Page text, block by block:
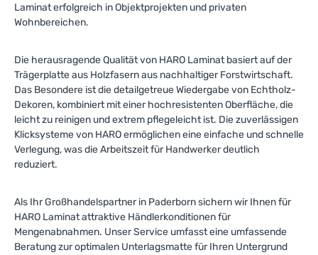
Laminat erfolgreich in Objektprojekten und privaten
Wohnbereichen.
Die herausragende Qualität von HARO Laminat basiert auf der
Trägerplatte aus Holzfasern aus nachhaltiger Forstwirtschaft.
Das Besondere ist die detailgetreue Wiedergabe von Echtholz-
Dekoren, kombiniert mit einer hochresistenten Oberfläche, die
leicht zu reinigen und extrem pflegeleicht ist. Die zuverlässigen
Klicksysteme von HARO ermöglichen eine einfache und schnelle
Verlegung, was die Arbeitszeit für Handwerker deutlich
reduziert.
Als Ihr Großhandelspartner in Paderborn sichern wir Ihnen für
HARO Laminat attraktive Händlerkonditionen für
Mengenabnahmen. Unser Service umfasst eine umfassende
Beratung zur optimalen Unterlagsmatte für Ihren Untergrund